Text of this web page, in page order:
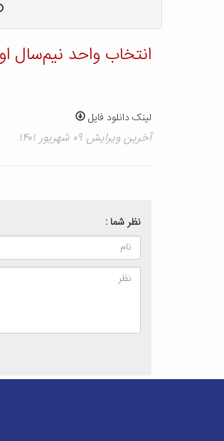
انتخاب واحد نیم‌سال اول
لینک دانلود فایل
آخرین ویرایش ۰۹ شهریور ۱۴۰۱
نظر شما :